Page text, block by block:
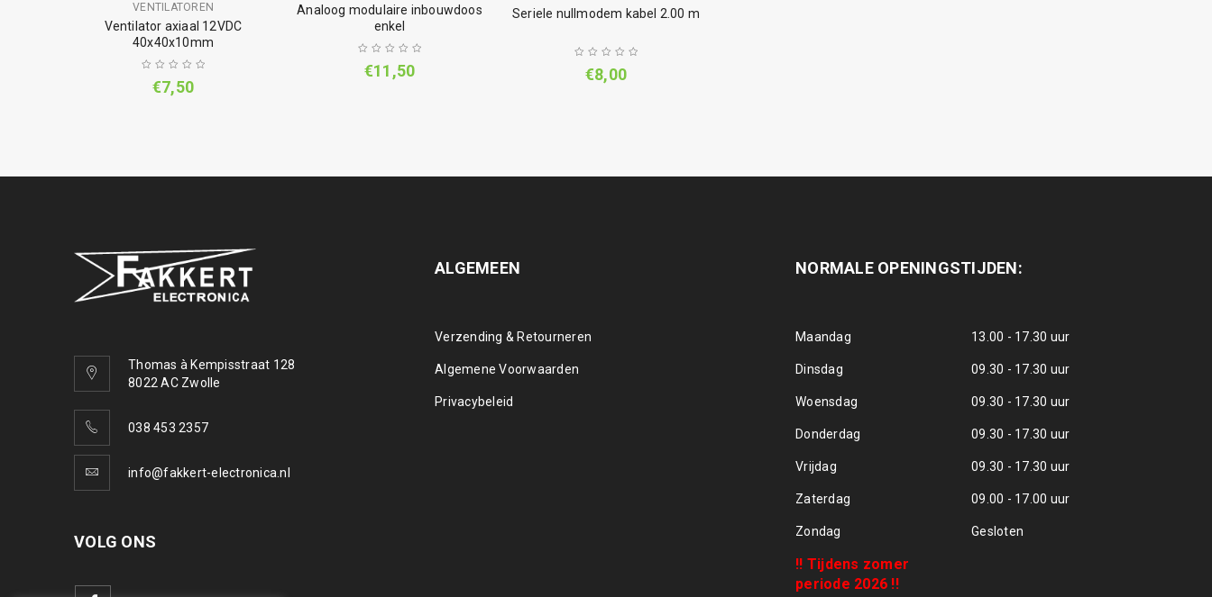
VENTILATOREN
Ventilator axiaal 12VDC
40x40x10mm
€7,50
Analoog modulaire inbouwdoos
enkel
€11,50
Seriele nullmodem kabel 2.00 m
€8,00
Thomas à Kempisstraat 128
8022 AC Zwolle
038 453 2357
info@fakkert-electronica.nl
VOLG ONS
ALGEMEEN
Verzending & Retourneren
Algemene Voorwaarden
Privacybeleid
NORMALE OPENINGSTIJDEN:
Maandag 13.00 - 17.30 uur
Dinsdag 09.30 - 17.30 uur
Woensdag 09.30 - 17.30 uur
Donderdag 09.30 - 17.30 uur
Vrijdag 09.30 - 17.30 uur
Zaterdag 09.00 - 17.00 uur
Zondag Gesloten
!! Tijdens zomer
periode 2026 !!